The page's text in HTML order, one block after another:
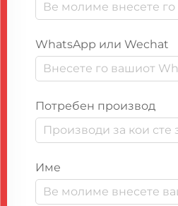
WhatsApp или Wechat
Потребен производ
Име